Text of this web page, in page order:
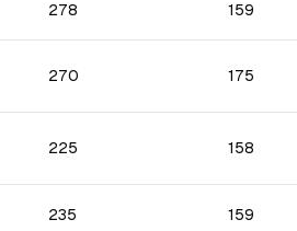
278 159
270 175
225 158
235 159